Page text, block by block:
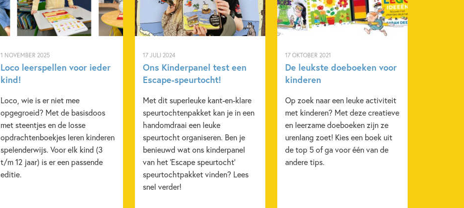
Cadeauboeken Doeboeken Non-fictie Spelen & leren
1 NOVEMBER 2025
Loco leerspellen voor ieder
kind!
Loco, wie is er niet mee
opgegroeid? Met de basisdoos
met steentjes en de losse
opdrachtenboekjes leren kinderen
spelenderwijs. Voor elk kind (3
t/m 12 jaar) is er een passende
editie.
17 JULI 2024
Ons Kinderpanel test een
Escape-speurtocht!
Met dit superleuke kant-en-klare
speurtochtenpakket kan je in een
handomdraai een leuke
speurtocht organiseren. Ben je
benieuwd wat ons kinderpanel
van het 'Escape speurtocht'
speurtochtpakket vinden? Lees
snel verder!
17 OKTOBER 2021
De leukste doeboeken voor
kinderen
Op zoek naar een leuke activiteit
met kinderen? Met deze creatieve
en leerzame doeboeken zijn ze
urenlang zoet! Kies een boek uit
de top 5 of ga voor één van de
andere tips.